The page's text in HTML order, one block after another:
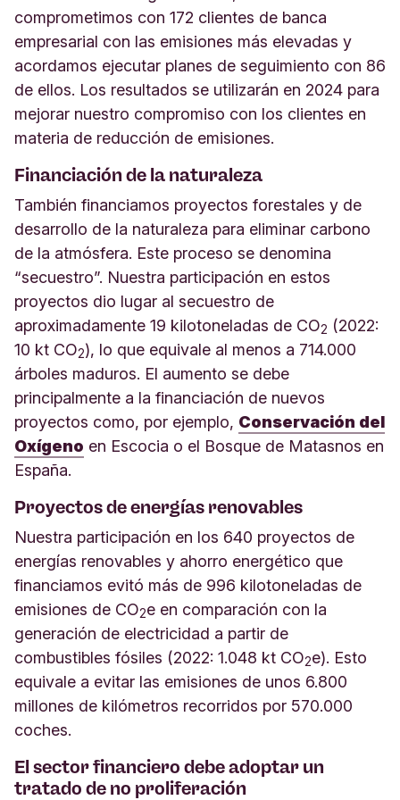
comprometimos con 172 clientes de banca
empresarial con las emisiones más elevadas y
acordamos ejecutar planes de seguimiento con 86
de ellos. Los resultados se utilizarán en 2024 para
mejorar nuestro compromiso con los clientes en
materia de reducción de emisiones.
Financiación de la naturaleza
También financiamos proyectos forestales y de
desarrollo de la naturaleza para eliminar carbono
de la atmósfera. Este proceso se denomina
“secuestro”. Nuestra participación en estos
proyectos dio lugar al secuestro de
aproximadamente 19 kilotoneladas de CO2 (2022:
10 kt CO2), lo que equivale al menos a 714.000
árboles maduros. El aumento se debe
principalmente a la financiación de nuevos
proyectos como, por ejemplo, Conservación del
Oxígeno en Escocia o el Bosque de Matasnos en
España.
Proyectos de energías renovables
Nuestra participación en los 640 proyectos de
energías renovables y ahorro energético que
financiamos evitó más de 996 kilotoneladas de
emisiones de CO2e en comparación con la
generación de electricidad a partir de
combustibles fósiles (2022: 1.048 kt CO2e). Esto
equivale a evitar las emisiones de unos 6.800
millones de kilómetros recorridos por 570.000
coches.
El sector financiero debe adoptar un
tratado de no proliferación